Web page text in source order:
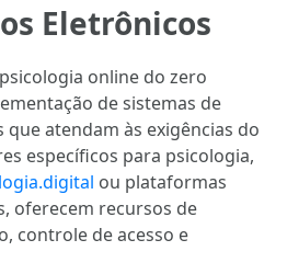
Eletrônicos
online do zero
de sistemas de
atendam às exigências do
específicos para psicologia,
ou plataformas
oferecem recursos de
controle de acesso e